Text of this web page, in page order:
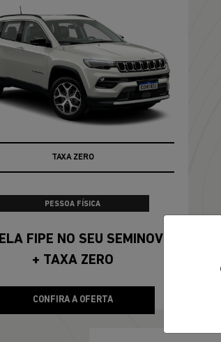
100% DA TABELA FIPE NO SEU USADO
PESSOA FÍSICA
NO SEU SEMINOVO
+ TAXA ZERO
CONFIRA A OFERTA